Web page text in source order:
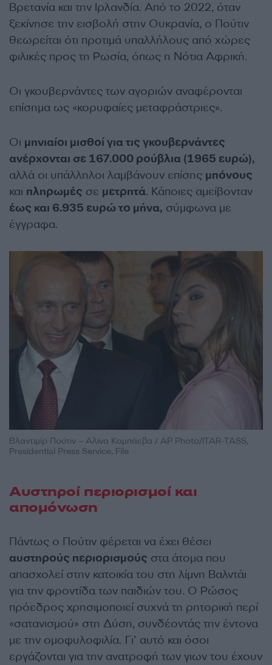
Βρετανία και την Ιρλανδία. Από το 2022, όταν
ξεκίνησε την εισβολή στην Ουκρανία, ο Πούτιν
θεωρείται ότι προτιμά υπαλλήλους από χώρες
φιλικές προς τη Ρωσία, όπως η Νότια Αφρική.
Οι γκουβερνάντες των αγοριών αναφέρονται
επίσημα ως «κορυφαίες μεταφράστριες».
Οι μηνιαίοι μισθοί για τις γκουβερνάντες
ανέρχονται σε 167.000 ρούβλια (1965 ευρώ),
αλλά οι υπάλληλοι λαμβάνουν επίσης μπόνους
και πληρωμές σε μετρητά. Κάποιες αμείβονταν
έως και 6.935 ευρώ το μήνα, σύμφωνα με
έγγραφα.
Βλαντιμίρ Πούτιν – Αλίνα Καμπάεβα / AP Photo/ITAR-TASS,
Presidential Press Service, File
Αυστηροί περιορισμοί και
απομόνωση
Πάντως ο Πούτιν φέρεται να έχει θέσει
αυστηρούς περιορισμούς στα άτομα που
απασχολεί στην κατοικία του στη λίμνη Βαλντάι
για την φροντίδα των παιδιών του. Ο Ρώσος
πρόεδρος χρησιμοποιεί συχνά τη ρητορική περί
«σατανισμού» στη Δύση, συνδέοντάς την έντονα
με την ομοφυλοφιλία. Γι’ αυτό και όσοι
εργάζονται για την ανατροφή των γιων του έχουν